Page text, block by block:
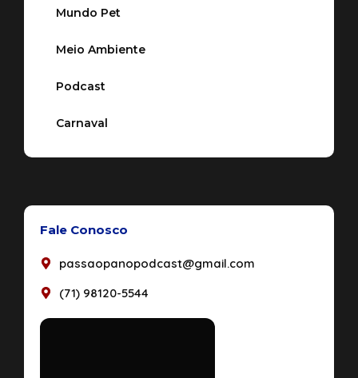
Mundo Pet
Meio Ambiente
Podcast
Carnaval
Fale Conosco
passaopanopodcast@gmail.com
(71) 98120-5544